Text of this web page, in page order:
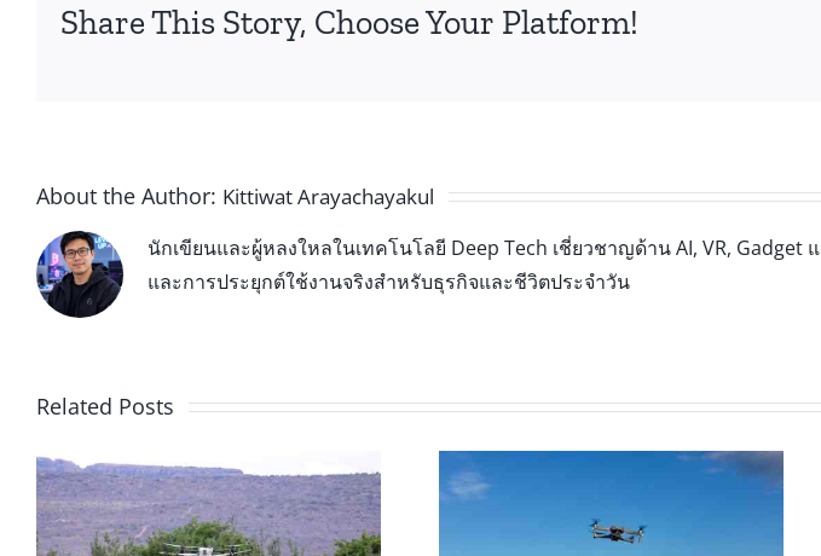
Share This Story, Choose Your Platform!
About the Author: Kittiwat Arayachayakul
นักเขียนและผู้หลงใหลในเทคโนโลยี Deep Tech เชี่ยวชาญด้าน AI, VR,
และการประยุกต์ใช้งานจริงสำหรับธุรกิจและชีวิตประจำวัน
Related Posts